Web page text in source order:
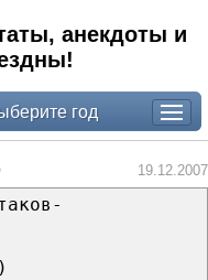
анекдоты и
год
19.12.2007